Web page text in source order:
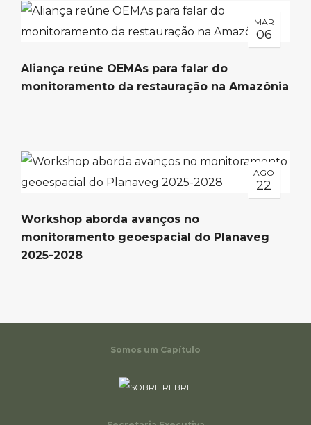
MAR
06
Aliança reúne OEMAs para falar do
monitoramento da restauração na Amazônia
AGO
22
Workshop aborda avanços no
monitoramento geoespacial do Planaveg
2025-2028
Somos um Capítulo